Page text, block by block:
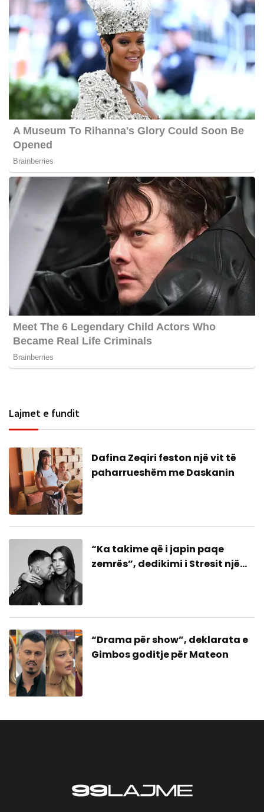
Lajmet e fundit
Dafina Zeqiri feston një vit të
paharrueshëm me Daskanin
“Ka takime që i japin paqe
zemrës”, dedikimi i Stresit një
“Drama për show”, deklarata e
Gimbos goditje për Mateon